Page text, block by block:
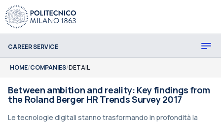
CAREER SERVICE
HOME/COMPANIES/DETAIL
Between ambition and reality: Key findings from
the Roland Berger HR Trends Survey 2017
Le tecnologie digitali stanno trasformando in profondità la